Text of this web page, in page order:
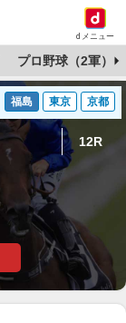
dメニュー
プロ野球（2軍）
福島 東京 京都
12R